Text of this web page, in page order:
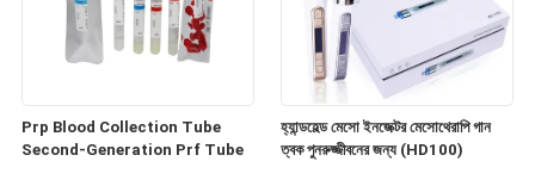
Prp Blood Collection Tube
Second-Generation Prf Tube
হ্যান্ডহেল্ড মেসো ইনজেক্টর মেসোথেরাপি গান
ত্বক পুনরুজ্জীবনের জন্য (HD100)